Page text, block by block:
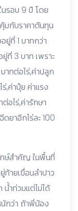
รอบ 9 ปี โดย
มกับราคาต้นทุน
ยู่ที่ 1 บาทกว่า
ที่ 3 บาท เพราะ
าทต่อไร่,ค่าปลูก
,ค่าปุ๋ย ค่าแรง
อไร่,ค่ารักษา
ยาอีกไร่ละ 100
กษ์สำคัญ ในพื้นที่
ายเขื่อนลำปาว
น้ำท่วมแต่ไม่ได้
นักว่า ถ้าพี่น้อง